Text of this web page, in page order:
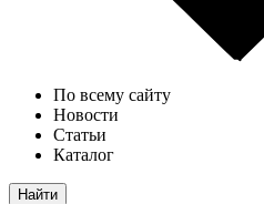
По всему сайту
Новости
Статьи
Каталог
Найти